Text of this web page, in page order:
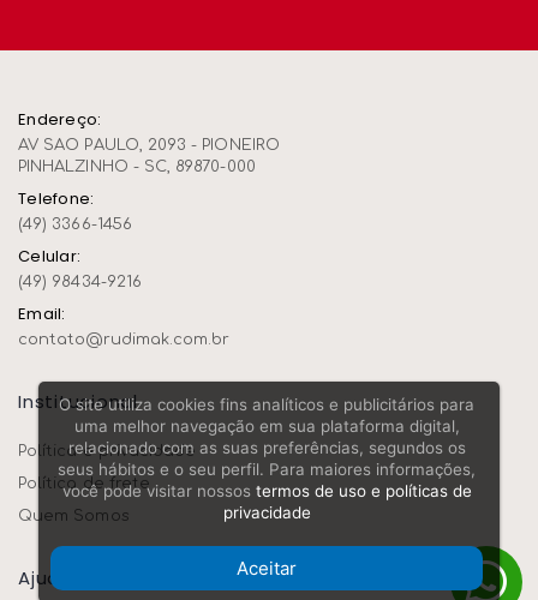
Endereço:
AV SAO PAULO, 2093 - PIONEIRO
PINHALZINHO - SC, 89870-000
Telefone:
(49) 3366-1456
Celular:
(49) 98434-9216
Email:
contato@rudimak.com.br
Institucional
Política e privacidade
Política de frete
Quem Somos
Ajuda/dúvidas
O site utiliza cookies fins analíticos e publicitários para
uma melhor navegação em sua plataforma digital,
relacionado com as suas preferências, segundos os
seus hábitos e o seu perfil. Para maiores informações,
você pode visitar nossos termos de uso e políticas de
privacidade
Aceitar